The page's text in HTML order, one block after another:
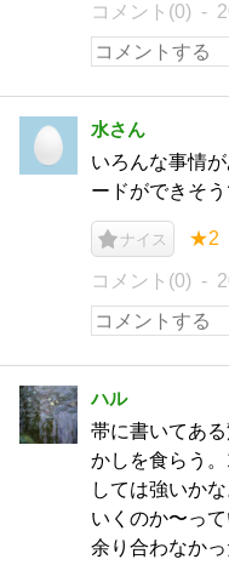
コメント(0)
水さん
いろんな事情
ードができそう
ナイス ★2
コメント(0)
ハル
帯に書いてあ
かしを食らう
しては強いか
いくのか〜っ
余り合わなか